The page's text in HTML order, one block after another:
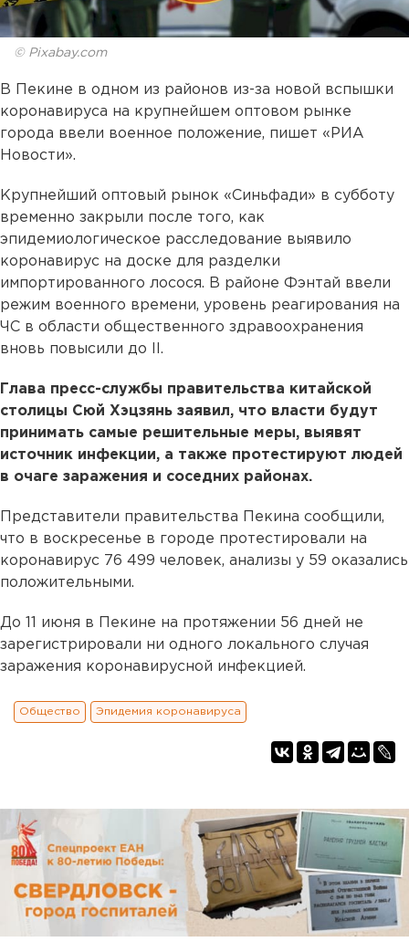
© Pixabay.com
В Пекине в одном из районов из-за новой вспышки
коронавируса на крупнейшем оптовом рынке
города ввели военное положение, пишет «РИА
Новости».
Крупнейший оптовый рынок «Синьфади» в субботу
временно закрыли после того, как
эпидемиологическое расследование выявило
коронавирус на доске для разделки
импортированного лосося. В районе Фэнтай ввели
режим военного времени, уровень реагирования на
ЧС в области общественного здравоохранения
вновь повысили до II.
Глава пресс-службы правительства китайской
столицы Сюй Хэцзянь заявил, что власти будут
принимать самые решительные меры, выявят
источник инфекции, а также протестируют людей
в очаге заражения и соседних районах.
Представители правительства Пекина сообщили,
что в воскресенье в городе протестировали на
коронавирус 76 499 человек, анализы у 59 оказались
положительными.
До 11 июня в Пекине на протяжении 56 дней не
зарегистрировали ни одного локального случая
заражения коронавирусной инфекцией.
Общество Эпидемия коронавируса